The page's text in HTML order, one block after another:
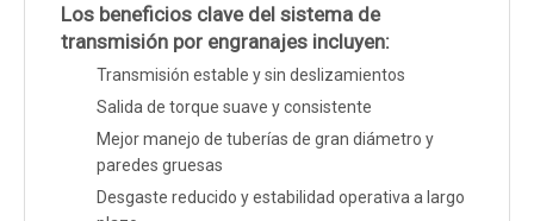
Los beneficios clave del sistema de
transmisión por engranajes incluyen:
Transmisión estable y sin deslizamientos
Salida de torque suave y consistente
Mejor manejo de tuberías de gran diámetro y
paredes gruesas
Desgaste reducido y estabilidad operativa a largo